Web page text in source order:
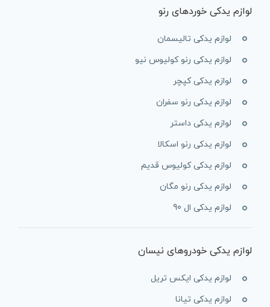
لوازم یدکی خوردهای رنو
لوازم یدکی تالیسمان
لوازم یدکی رنو کولیوس نیو
لوازم یدکی کپچر
لوازم یدکی رنو سفران
لوازم یدکی داستر
لوازم یدکی رنو اسکالا
لوازم یدکی کولیوس قدیم
لوازم یدکی رنو مگان
لوازم یدکی ال 90
لوازم یدکی خودروهای نیسان
لوازم یدکی ایکس تریل
لوازم یدکی تیانا